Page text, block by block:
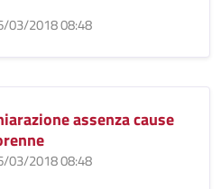
03/2018 08:48
assenza cause
03/2018 08:48